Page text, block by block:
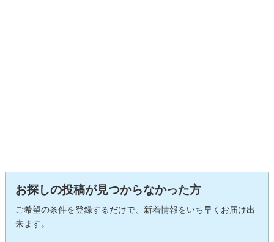
お探しの投稿が見つからなかった方
ご希望の条件を登録するだけで、新着情報をいち早くお届け出
来ます。